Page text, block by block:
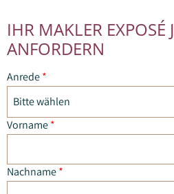
IHR MAKLER EXPOSÉ
ANFORDERN
Anrede*
Bitte wählen
Vorname*
Nachname*